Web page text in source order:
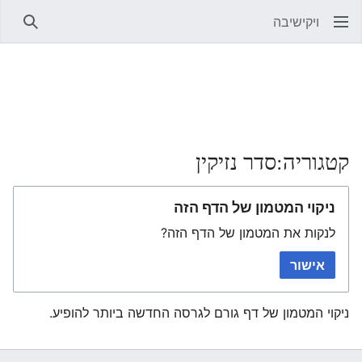
ויקישיבה
קטגוריה:סדר נזיקין
ניקוי המטמון של הדף הזה
לנקות את המטמון של הדף הזה?
אישור
ניקוי המטמון של דף גורם לגרסה החדשה ביותר להופיע.